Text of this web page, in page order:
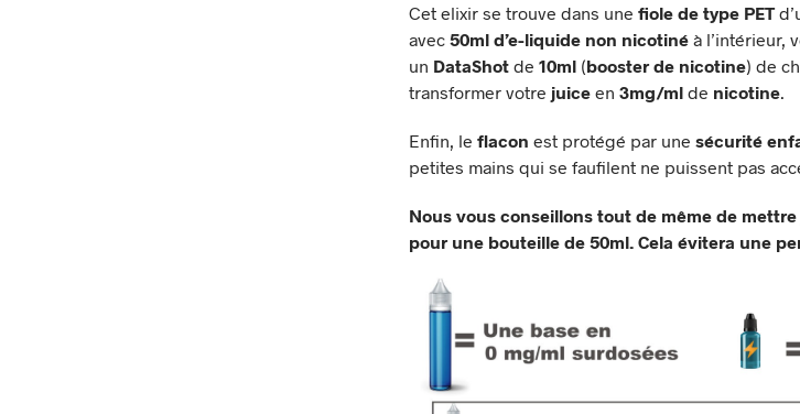
Cet elixir se trouve dans une fiole de type PET
avec 50ml d’e-liquide non nicotiné à l’intérieur,
un DataShot de 10ml (booster de nicotine) de
transformer votre juice en 3mg/ml de nicotine
Enfin, le flacon est protégé par une sécurité
petites mains qui se faufilent ne puissent pas
Nous vous conseillons tout de même de
pour une bouteille de 50ml. Cela évitera une